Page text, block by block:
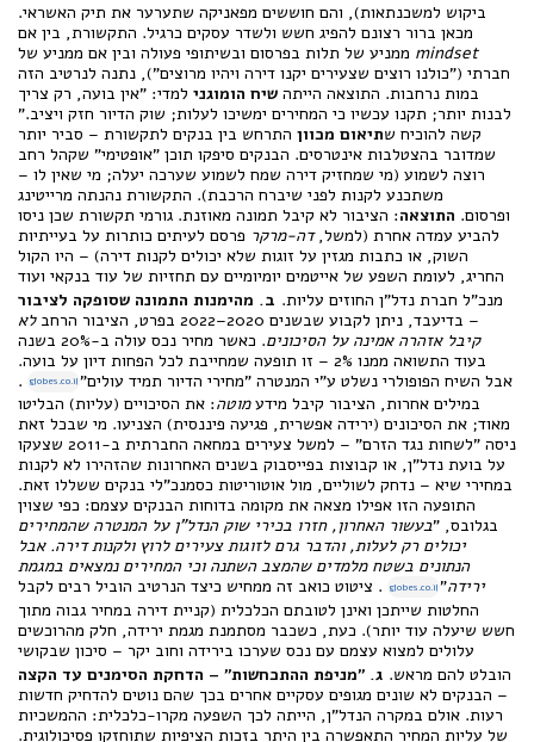
ביקוש למשכנתאות), והם חוששים מפאניקה שתערער את תיק האשראי.
מכאן ברור רצונם להפיג חשש ולשדר עסקים כרגיל. התקשורת, בין אם
mindset
חברתי ("כולנו רוצים שצעירים יקנו דירה ויהיו מרוצים"), נתנה לנרטיב הזה
במות נרחבות. התוצאה הייתה שיח הומוגני למדי: "אין בועה, רק צריך
לבנות יותר; תקנו עכשיו כי המחירים ימשיכו לעלות; שוק הדיור חזק ויציב."
קשה להוכיח שתיאום מכוון התרחש בין בנקים לתקשורת – סביר יותר
שמדובר בהצטלבות אינטרסים. הבנקים סיפקו תוכן "אופטימי" שקהל רחב
רוצה לשמוע (מי שמחזיק דירה שמח לשמוע שערכה יעלה; מי שאין לו –
משתכנע לקנות לפני שיברח הרכבת). התקשורת נהנתה מרייטינג
ופרסום. התוצאה: הציבור לא קיבל תמונה מאוזנת. גורמי תקשורת שכן ניסו
להביע עמדה אחרת (למשל,דה-מרקר פרסם לעיתים כותרות על בעייתיות
השוק, או כתבות מגזין על זוגות שלא יכולים לקנות דירה) – היו הקול
החריג, לעומת השפע של אייטמים יומיומיים עם תחזיות של עוד בנקאי ועוד
מנכ"ל חברת נדל"ן החוזים עליות. ב. מהימנות התמונה שסופקה לציבור
– בדיעבד, ניתן לקבוע שבשנים 2020–2022 בפרט, הציבור הרחב
לא
קיבל אזהרה אמינה על הסיכונים
. כאשר מחיר נכס עולה ב-20% בשנה
בעוד התשואה ממנו 2% – זו תופעה שמחייבת לכל הפחות דיון על בועה.
אבל השיח הפופולרי נשלט ע"י המנטרה "מחירי הדיור תמיד עולים" globes.co.il
.
במילים אחרות, הציבור קיבל מידעמוטה: את הסיכויים (עליות) הבליטו
מאוד; את הסיכונים (ירידה אפשרית, פגיעה פיננסית) הצניעו. מי שבכל זאת
ניסה "לשחות נגד הזרם" – למשל צעירים במחאה החברתית ב-2011 שצעקו
על בועת נדל"ן, או קבוצות בפייסבוק בשנים האחרונות שהזהירו לא לקנות
במחירי שיא – נדחק לשוליים, מול אוטוריטות כסמנכ"לי בנקים ששללו זאת.
התופעה הזו אפילו מצאה את מקומה בדוחות הבנקים עצמם: כפי שצוין
בגלובס, "בעשור האחרון, חזרו בכירי שוק הנדל"ן על המנטרה שהמחירים
יכולים רק לעלות, והדבר גרם לזוגות צעירים לרוץ ולקנות דירה. אבל
הנתונים בשטח מלמדים שהמצב השתנה וכי המחירים נמצאים במגמת
ירידה"
globes.co.il
. ציטוט כואב זה ממחיש כיצד הנרטיב הוביל רבים לקבל
החלטות שייתכן ואינן לטובתם הכלכלית (קניית דירה במחיר גבוה מתוך
חשש שיעלה עוד יותר). כעת, כשכבר מסתמנת מגמת ירידה, חלק מהרוכשים
עלולים למצוא עצמם עם נכס שערכו בירידה וחוב יקר – סיכון שבקושי
הובלט להם מראש. ג. "מניפת ההתכחשות" – הדחקת הסימנים עד הקצה
– הבנקים לא שונים מגופים עסקיים אחרים בכך שהם נוטים להדחיק חדשות
רעות. אולם במקרה הנדל"ן, הייתה לכך השפעה מקרו-כלכלית: ההמשכיות
של עליות המחיר התאפשרה בין היתר בזכות הציפיות שתוחזקו פסיכולוגית.